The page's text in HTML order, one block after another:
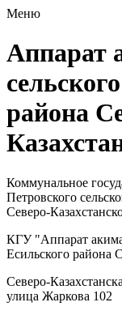
Меню
Аппарат
района
Коммунальное
Петровского
Северо-
КГУ "Аппарат акима
Есильского района
Северо-
улица Жаркова 102